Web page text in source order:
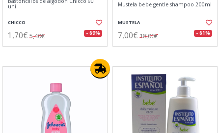
uni.
CHICCO
1,70€ 5,40€ - 69%
Mustela bebe gentle shampoo 200ml
MUSTELA
7,00€ 18,00€ - 61%